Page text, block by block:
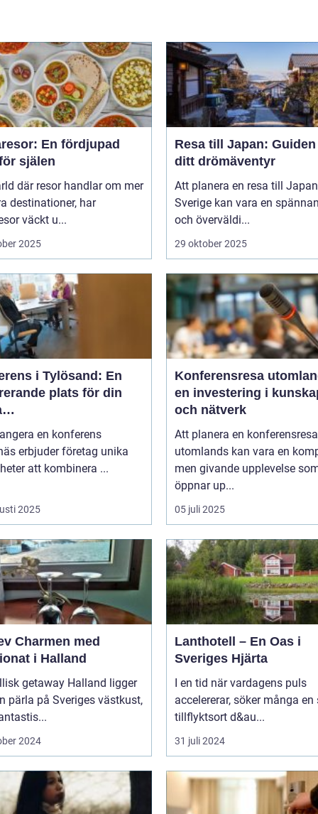
En fördjupad
själen
där resor handlar om mer
destinationer, har
väckt u...
2025
Resa till Japan:
ditt drömäventyr
Att planera en resa till
Sverige kan vara en
och överväldi...
29 oktober 2025
i Tylösand: En
plats för din
en konferens
erbjuder företag unika
att kombinera ...
2025
Konferensresa
en investering i
och nätverk
Att planera en konferensresa
utomlands kan vara en
men givande upplevelse
öppnar up...
05 juli 2025
Charmen med
i Halland
getaway Halland ligger
pärla på Sveriges västkust,
2024
Lanthotell – En Oas i
Sveriges Hjärta
I en tid när vardagens puls
accelererar, söker många en
tillflyktsort d&au...
31 juli 2024